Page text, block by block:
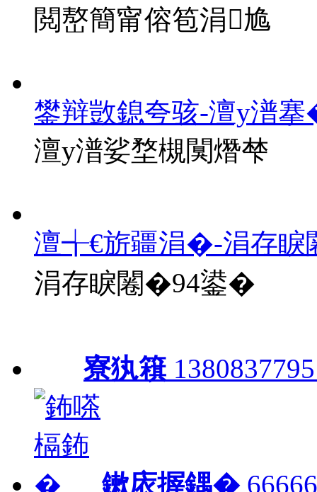
閲嶅簡甯傛笣涓尯
鐢辩敳鎴夸骇-澶у潽
澶у潽娑堥槻闃熸梺
澶╅€旂疆涓�-涓存睙
涓存睙闂�94鍙�
寮犱簯
鏉庡搱鍝�